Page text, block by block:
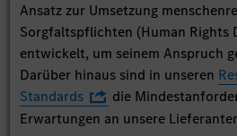
Ansatz zur Umsetzung
Sorgfaltspflichten (Human Rights
entwickelt, um seinem Anspruch
Darüber hinaus sind in unseren
Standards
die
Erwartungen an unsere